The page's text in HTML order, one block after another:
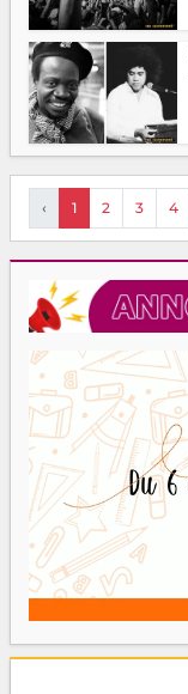
‹ 1 2 3 4